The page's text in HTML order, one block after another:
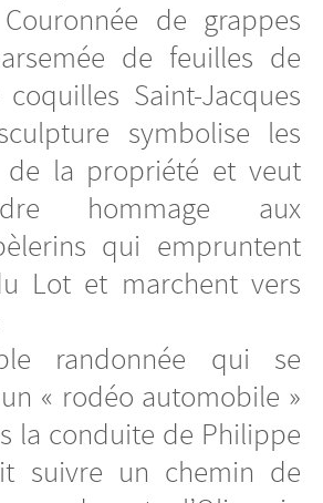
de grappes
de feuilles de
Saint-Jacques
symbolise les
de la propriété et veut
hommage aux
qui empruntent
Lot et marchent vers
randonnée qui se
« rodéo automobile »
la conduite de Philippe
suivre un chemin de